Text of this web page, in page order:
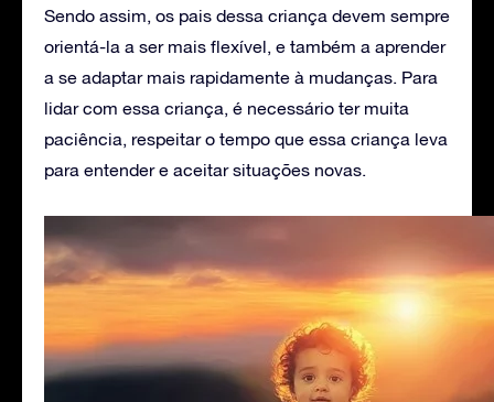
Sendo assim, os pais dessa criança devem sempre
orientá-la a ser mais flexível, e também a aprender
a se adaptar mais rapidamente à mudanças. Para
lidar com essa criança, é necessário ter muita
paciência, respeitar o tempo que essa criança leva
para entender e aceitar situações novas.